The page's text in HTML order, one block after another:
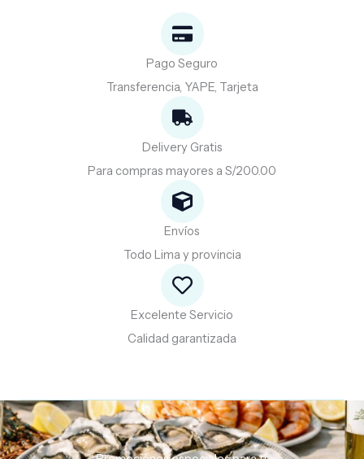
Pago Seguro
Transferencia, YAPE, Tarjeta
Delivery Gratis
Para compras mayores a S/200.00
Envíos
Todo Lima y provincia
Excelente Servicio
Calidad garantizada